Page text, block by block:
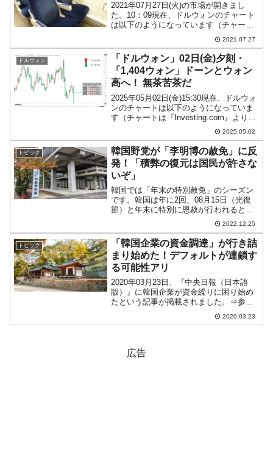
2021年07月27日(火)の市場が開きまし
た。10：09現在、ドルウォンのチャート
は以下のようになっています（チャート
は『Investing.com』より引用）。現在は
陰線でしかも長くなっています。「1ドル
＝1,150ウォン」近辺の攻防で...
2021.07.27
ドルウォン
「ドルウォン」02日(金)夕刻・
「1,404ウォン」ドーンとウォン
高へ！ 無茶苦茶だ
2025年05月02日(金)15:30現在、ドルウォ
ンのチャートは以下のようになっていま
す（チャートは『Investing.com』より引
用）。陰線がドーンと伸びました！ 無茶
苦茶です。現在のところ「1ドル＝1,404
ウォン」近辺の攻防とな...
2025.05.02
トピック
韓国野党が「李明博の赦免」に反
発！「積弊の復元は国民が許さな
いぞ」
韓国では「年末の特別赦免」のシーズン
です。韓国は年に2回、08月15日（光復
節）と年末に特別に恩赦が行われるとい
うヘンな国ですが、2022年末には元大統
領の李明博（イ・ミョンバク）さんが赦
免されることが決定しました。2022年12
月23日、...
2022.12.25
トピック
「韓国企業の資金調達」が行き詰
まり始めた！デフォルトが連鎖す
る可能性アリ
2020年03月23日、『中央日報（日本語
版）』に韓国企業が資金繰りに困り始め
たという記事が掲載されました。⇒参
照・引用元：『中央日報（日本語版）』
「韓経：資金源枯れ『緊急資金』探す韓
2020.03.23
広告